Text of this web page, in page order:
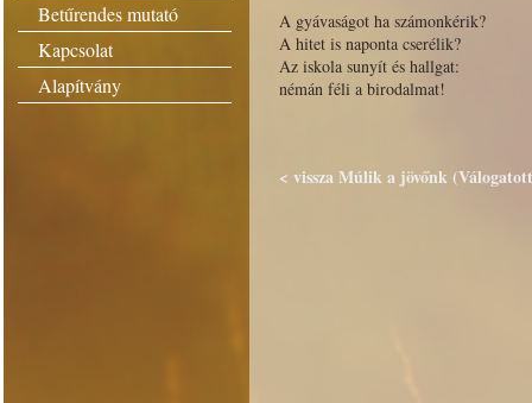
Betűrendes mutató
Kapcsolat
Alapítvány
A gyávaságot ha számonkérik?
A hitet is naponta cserélik?
Az iskola sunyít és hallgat:
némán féli a birodalmat!
< vissza Múlik a jövőnk